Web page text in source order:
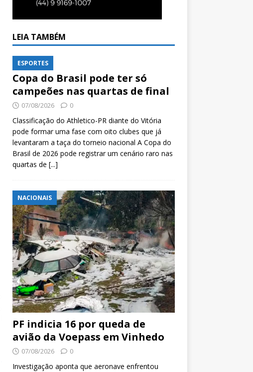
LEIA TAMBÉM
ESPORTES
Copa do Brasil pode ter só
campeões nas quartas de final
07/08/2026 0
Classificação do Athletico-PR diante do Vitória
pode formar uma fase com oito clubes que já
levantaram a taça do torneio nacional A Copa do
Brasil de 2026 pode registrar um cenário raro nas
quartas de [...]
NACIONAIS
PF indicia 16 por queda de
avião da Voepass em Vinhedo
07/08/2026 0
Investigação aponta que aeronave enfrentou